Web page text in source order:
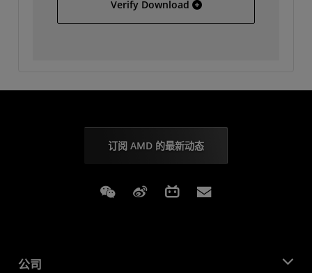
Verify Download Hewlett Packard 7000
订阅 AMD 的最新动态
Weixin Weibo Bilibili
公司